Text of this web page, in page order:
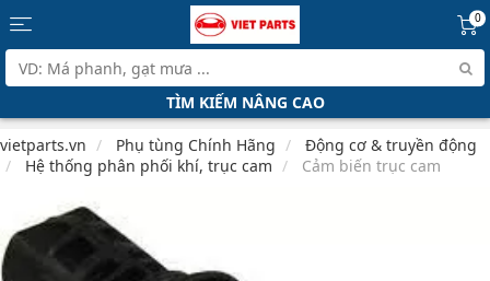
0
TÌM KIẾM NÂNG CAO
vietparts.vn Phụ tùng Chính Hãng
Động cơ & truyền động
Hệ thống phân phối khí, trục cam
Cảm biến trục cam